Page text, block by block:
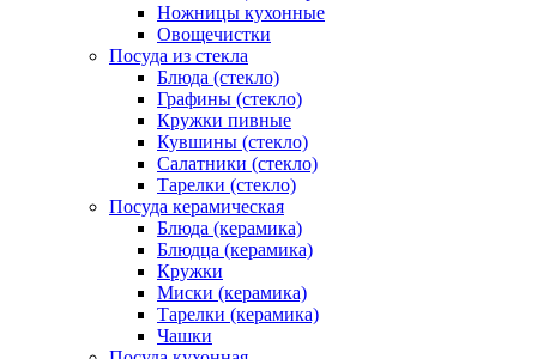
Ножницы кухонные
Овощечистки
Посуда из стекла
Блюда (стекло)
Графины (стекло)
Кружки пивные
Кувшины (стекло)
Салатники (стекло)
Тарелки (стекло)
Посуда керамическая
Блюда (керамика)
Блюдца (керамика)
Кружки
Миски (керамика)
Тарелки (керамика)
Чашки